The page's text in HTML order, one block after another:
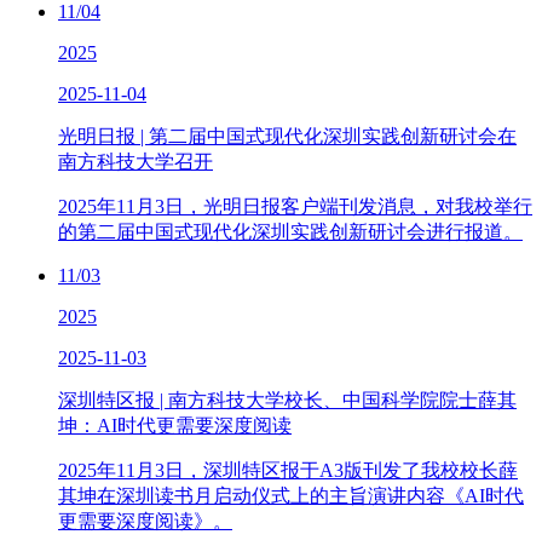
11/04
2025
2025-11-04
光明日报 | 第二届中国式现代化深圳实践创新研讨会在
南方科技大学召开
2025年11月3日，光明日报客户端刊发消息，对我校举行
的第二届中国式现代化深圳实践创新研讨会进行报道。
11/03
2025
2025-11-03
深圳特区报 | 南方科技大学校长、中国科学院院士薛其
坤：AI时代更需要深度阅读
2025年11月3日，深圳特区报于A3版刊发了我校校长薛
其坤在深圳读书月启动仪式上的主旨演讲内容《AI时代
更需要深度阅读》。